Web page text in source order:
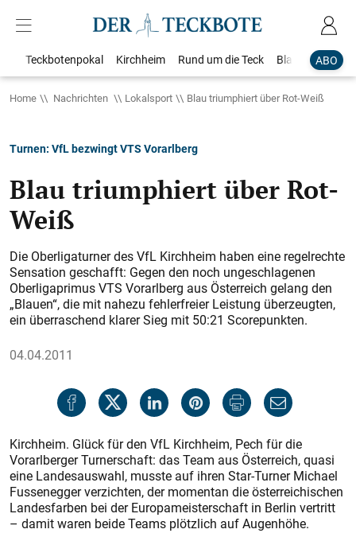
ABO
Teckbotenpokal Kirchheim Rund um die Teck Blaulicht
Home Nachrichten Lokalsport Blau triumphiert über Rot-Weiß
Turnen: VfL bezwingt VTS Vorarlberg
Blau triumphiert über Rot-
Weiß
Die Oberligaturner des VfL Kirchheim haben eine regelrechte
Sensation geschafft: Gegen den noch ungeschlagenen
Oberligaprimus VTS Vorarlberg aus Österreich gelang den
„Blauen“, die mit nahezu fehlerfreier Leistung überzeugten,
ein überraschend klarer Sieg mit 50:21 Scorepunkten.
04.04.2011
Kirchheim. Glück für den VfL Kirchheim, Pech für die
Vorarlberger Turnerschaft: das Team aus Österreich, quasi
eine Landesauswahl, musste auf ihren Star-Turner Michael
Fussenegger verzichten, der momentan die österreichischen
Landesfarben bei der Europameisterschaft in Berlin vertritt
– damit waren beide Teams plötzlich auf Augenhöhe.